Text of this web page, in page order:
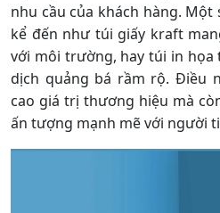
nhu cầu của khách hàng.
kể đến như túi giấy kraft
với môi trường, hay túi in họa
dịch quảng bá rầm rộ. Điều
cao giá trị thương hiệu mà
ấn tượng mạnh mẽ với người